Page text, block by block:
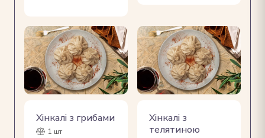
Хінкалі з грибами
1 шт
Хінкалі з
телятиною